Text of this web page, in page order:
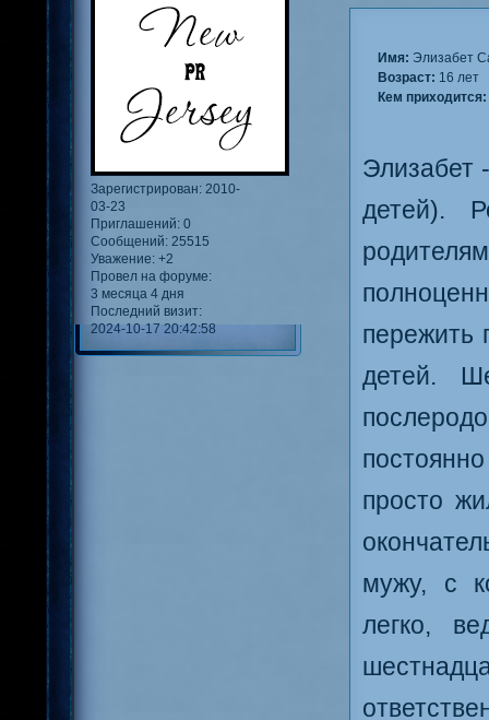
Зарегистрирован: 2010-
03-23
Приглашений: 0
Сообщений: 25515
Уважение: +2
Провел на форуме:
3 месяца 4 дня
Последний визит:
2024-10-17 20:42:58
Имя: Элизабет
Возраст: 16 лет
Кем приходится:
Элизабет
детей).
пережить
детей.
просто
мужу, с
легко,